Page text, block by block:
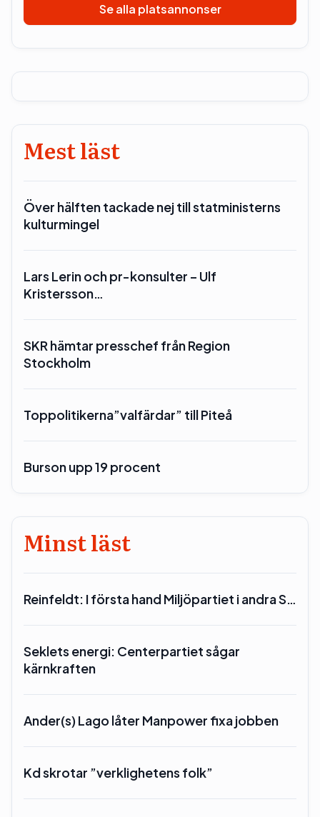
Se alla platsannonser
Mest läst
Över hälften tackade nej till statministerns
kulturmingel
Lars Lerin och pr-konsulter – Ulf
Kristersson…
SKR hämtar presschef från Region
Stockholm
Toppolitikerna”valfärdar” till Piteå
Burson upp 19 procent
Minst läst
Reinfeldt: I första hand Miljöpartiet i andra S…
Seklets energi: Centerpartiet sågar
kärnkraften
Ander(s) Lago låter Manpower fixa jobben
Kd skrotar ”verklighetens folk”